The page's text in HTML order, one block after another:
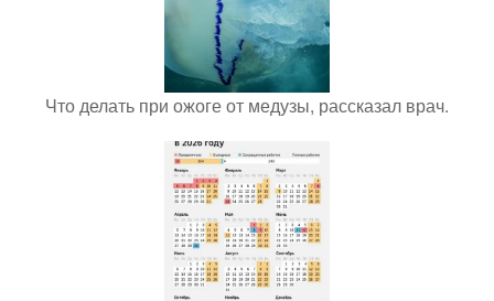
Что делать при ожоге от медузы, рассказал врач.